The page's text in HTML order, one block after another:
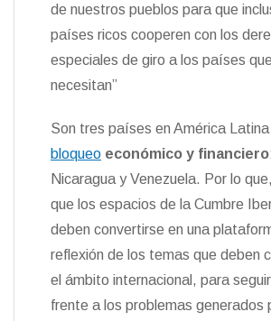
de nuestros pueblos para que
países ricos cooperen con los
especiales de giro a los países
necesitan”
Son tres países en América
bloqueo económico y financiero
Nicaragua y Venezuela. Por lo
que los espacios de la Cumbre
deben convertirse en una
reflexión de los temas que deben
el ámbito internacional, para
frente a los problemas generados